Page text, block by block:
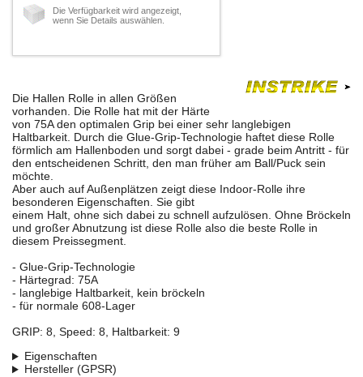
Die Verfügbarkeit wird angezeigt,
wenn Sie Details auswählen.
Die Hallen Rolle in allen Größen
vorhanden. Die Rolle hat mit der Härte
von 75A den optimalen Grip bei einer sehr langlebigen
Haltbarkeit. Durch die Glue-Grip-Technologie haftet diese Rolle
förmlich am Hallenboden und sorgt dabei - grade beim Antritt - für
den entscheidenen Schritt, den man früher am Ball/Puck sein
möchte.
Aber auch auf Außenplätzen zeigt diese Indoor-Rolle ihre
besonderen Eigenschaften. Sie gibt
einem Halt, ohne sich dabei zu schnell aufzulösen. Ohne Bröckeln
und großer Abnutzung ist diese Rolle also die beste Rolle in
diesem Preissegment.
- Glue-Grip-Technologie
- Härtegrad: 75A
- langlebige Haltbarkeit, kein bröckeln
- für normale 608-Lager
GRIP: 8, Speed: 8, Haltbarkeit: 9
Eigenschaften
Hersteller (GPSR)